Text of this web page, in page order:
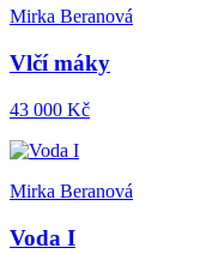
Mirka Beranová
Vlčí máky
43 000 Kč
Mirka Beranová
Voda I